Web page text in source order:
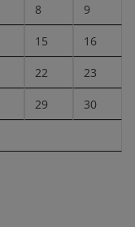
8 9
15 16
22 23
29 30